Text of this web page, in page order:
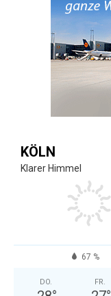
KÖLN
Klarer Himmel
67 %
DO. FR.